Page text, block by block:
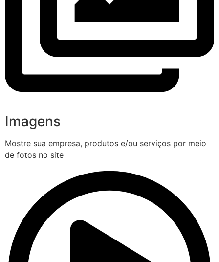
Imagens
Mostre sua empresa, produtos e/ou serviços por meio
de fotos no site